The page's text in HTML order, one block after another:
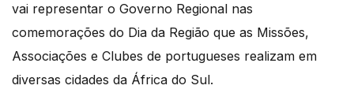
vai representar o Governo Regional nas
comemorações do Dia da Região que as Missões,
Associações e Clubes de portugueses realizam em
diversas cidades da África do Sul.